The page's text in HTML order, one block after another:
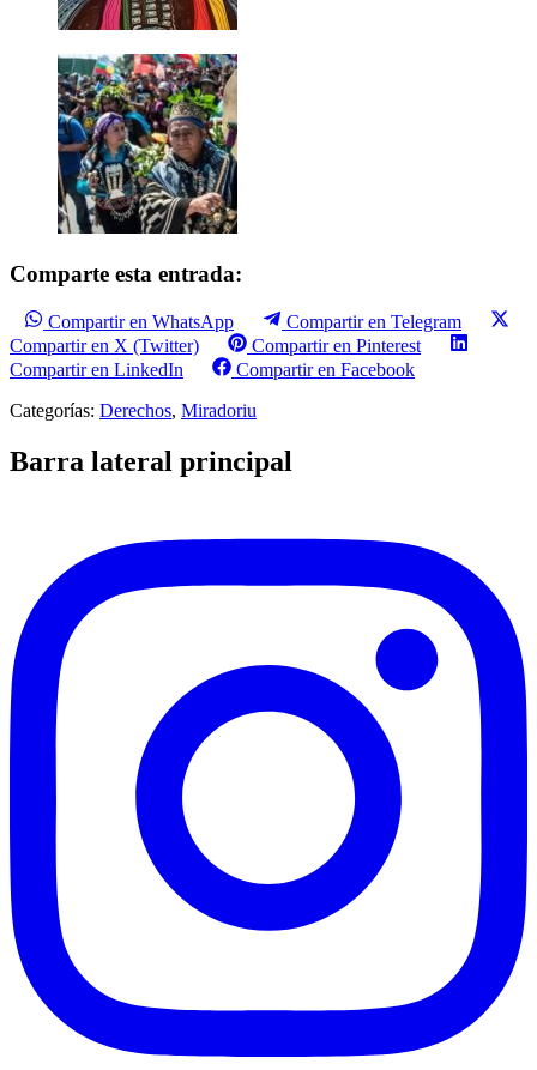
Comparte esta entrada:
Compartir en WhatsApp
Compartir en Telegram
Compartir en X (Twitter)
Compartir en Pinterest
Compartir en LinkedIn
Compartir en Facebook
Categorías: Derechos, Miradoriu
Barra lateral principal